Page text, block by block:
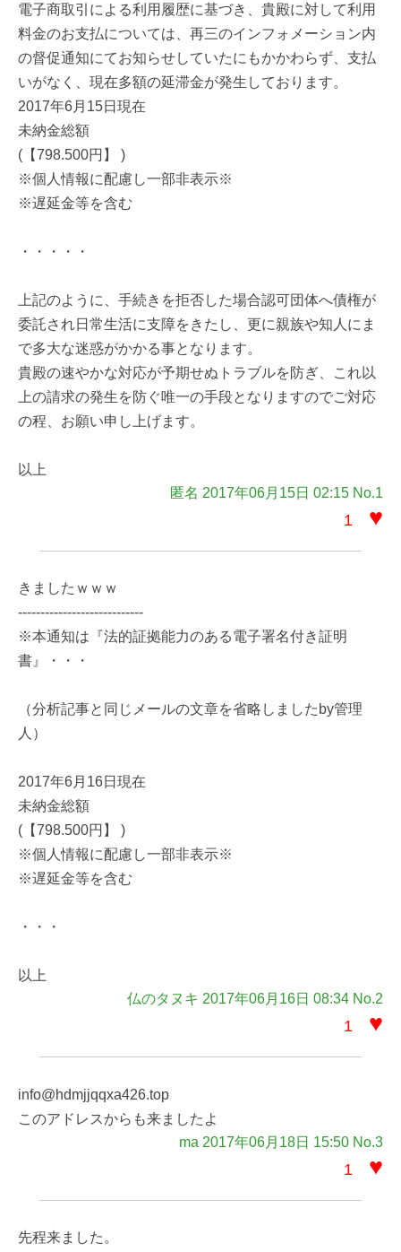
電子商取引による利用履歴に基づき、貴殿に対して利用
料金のお支払については、再三のインフォメーション内
の督促通知にてお知らせしていたにもかかわらず、支払
いがなく、現在多額の延滞金が発生しております。
2017年6月15日現在
未納金総額
(【798.500円】 )
※個人情報に配慮し一部非表示※
※遅延金等を含む
・・・・・
上記のように、手続きを拒否した場合認可団体へ債権が
委託され日常生活に支障をきたし、更に親族や知人にま
で多大な迷惑がかかる事となります。
貴殿の速やかな対応が予期せぬトラブルを防ぎ、これ以
上の請求の発生を防ぐ唯一の手段となりますのでご対応
の程、お願い申し上げます。
以上
匿名 2017年06月15日 02:15 No.1
1 ♥
きましたｗｗｗ
----------------------------
※本通知は『法的証拠能力のある電子署名付き証明
書』・・・
（分析記事と同じメールの文章を省略しましたby管理
人）
2017年6月16日現在
未納金総額
(【798.500円】 )
※個人情報に配慮し一部非表示※
※遅延金等を含む
・・・
以上
仏のタヌキ 2017年06月16日 08:34 No.2
1 ♥
info@hdmjjqqxa426.top
このアドレスからも来ましたよ
ma 2017年06月18日 15:50 No.3
1 ♥
先程来ました。